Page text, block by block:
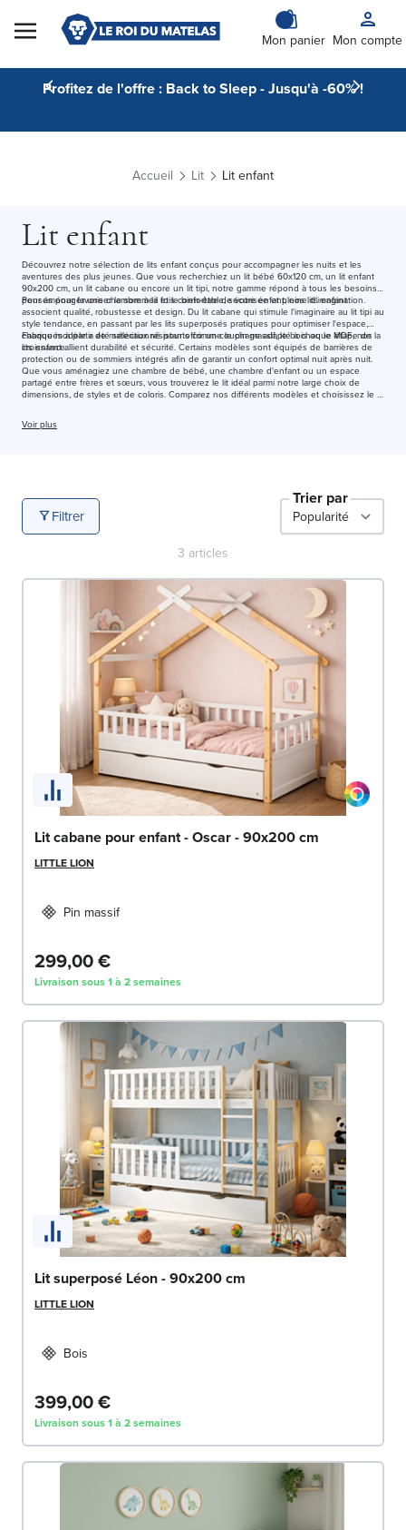
Skip to Content
Mon panier Mon compte
Profitez de l'offre : Back to Sleep - Jusqu'à -60% !
Accueil Lit Lit enfant
Lit enfant
Découvrez notre sélection de lits enfant conçus pour accompagner les nuits et les
aventures des plus jeunes. Que vous recherchiez un lit bébé 60x120 cm, un lit enfant
90x200 cm, un lit cabane ou encore un lit tipi, notre gamme répond à tous les besoins
pour aménager une chambre à la fois confortable, sécurisée et pleine d'imagination.
Pensés pour favoriser le sommeil et le bien-être de votre enfant, nos lits enfant
associent qualité, robustesse et design. Du lit cabane qui stimule l'imaginaire au lit tipi au
style tendance, en passant par les lits superposés pratiques pour optimiser l'espace,
chaque modèle a été sélectionné pour offrir un couchage adapté à chaque étape de la
croissance.
Fabriqués à partir de matériaux résistants comme le pin massif, le bois ou le MDF, nos
lits enfant allient durabilité et sécurité. Certains modèles sont équipés de barrières de
protection ou de sommiers intégrés afin de garantir un confort optimal nuit après nuit.
Que vous aménagiez une chambre de bébé, une chambre d'enfant ou un espace
partagé entre frères et sœurs, vous trouverez le lit idéal parmi notre large choix de
dimensions, de styles et de coloris. Comparez nos différents modèles et choisissez le lit
Voir plus
Filtrer
Trier par
3 articles
Lit cabane pour enfant - Oscar - 90x200 cm
LITTLE LION
Pin massif
299,00 €
Livraison sous 1 à 2 semaines
Lit superposé Léon - 90x200 cm
LITTLE LION
Bois
399,00 €
Livraison sous 1 à 2 semaines